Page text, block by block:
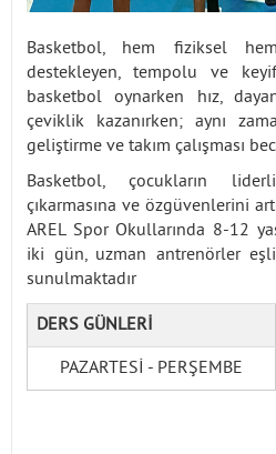
Basketbol, hem fiziksel
destekleyen, tempolu ve
basketbol oynarken hız,
çeviklik kazanırken; aynı
geliştirme ve takım çalışması
Basketbol, çocukların
çıkarmasına ve özgüvenlerini
AREL Spor Okullarında 8-12
iki gün, uzman antrenörler
sunulmaktadır
DERS GÜNLERİ
PAZARTESİ - PERŞEMBE